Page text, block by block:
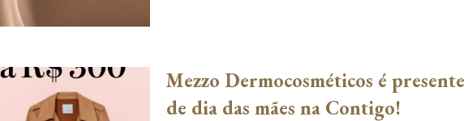
Mezzo Dermocosméticos é presente
de dia das mães na Contigo!